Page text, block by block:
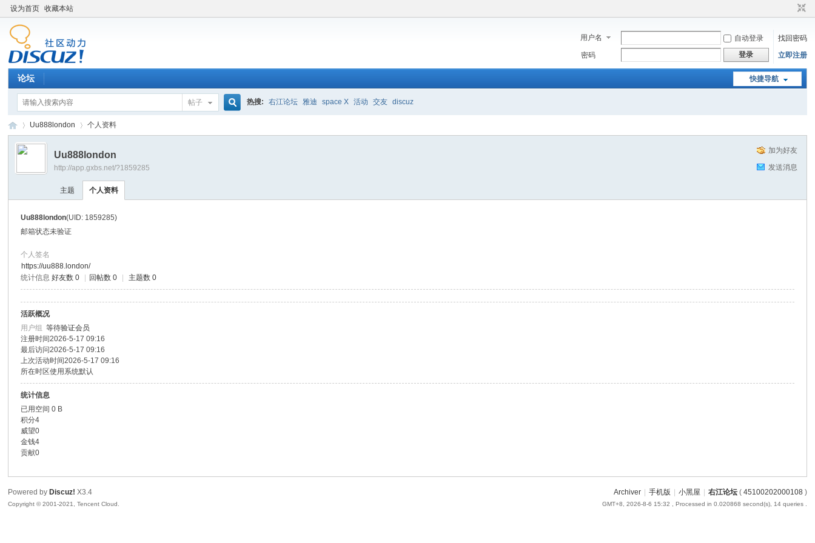
设为首页 收藏本站
用户名 自动登录
找回密码
密码
登录 立即注册
快捷导航
论坛
帖子 热搜: 右江论坛 雅迪 space X 活动 交友 discuz
›
Uu888london 个人资料
加为好友
发送消息
Uu888london
http://app.gxbs.net/?1859285
主题 个人资料
Uu888london(UID: 1859285)
邮箱状态未验证
个人签名
https://uu888.london/
统计信息 好友数 0 回帖数 0 主题数 0
活跃概况
用户组等待验证会员
注册时间2026-5-17 09:16
最后访问2026-5-17 09:16
上次活动时间2026-5-17 09:16
所在时区使用系统默认
统计信息
已用空间 0 B
积分4
威望0
金钱4
贡献0
Archiver 手机版 小黑屋 右江论坛( 45100202000108)
GMT+8, 2026-8-6 15:32 , Processed in 0.020868 second(s), 14 queries .
Powered by Discuz! X3.4
Copyright © 2001-2021, Tencent Cloud.